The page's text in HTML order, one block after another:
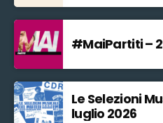
#MaiPartiti –
Le Selezioni
luglio 2026